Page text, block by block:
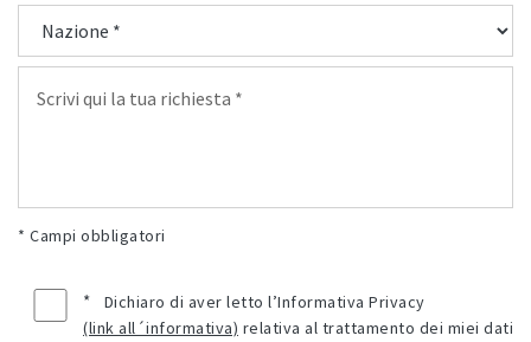
* Campi obbligatori
*
Dichiaro di aver letto l’Informativa Privacy
(link all´informativa)